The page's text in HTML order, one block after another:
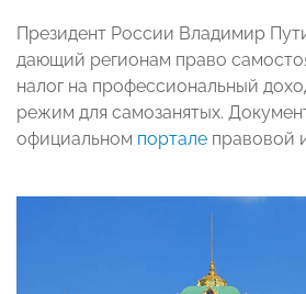
Президент России Владимир
дающий регионам право
налог на профессиональный
режим для самозанятых.
официальном портале правовой